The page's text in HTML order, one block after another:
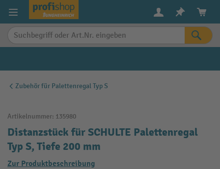
springen
Zubehör für Palettenregal Typ S
Artikelnummer: 135980
Distanzstück für SCHULTE Palettenregal
Typ S, Tiefe 200 mm
Zur Produktbeschreibung